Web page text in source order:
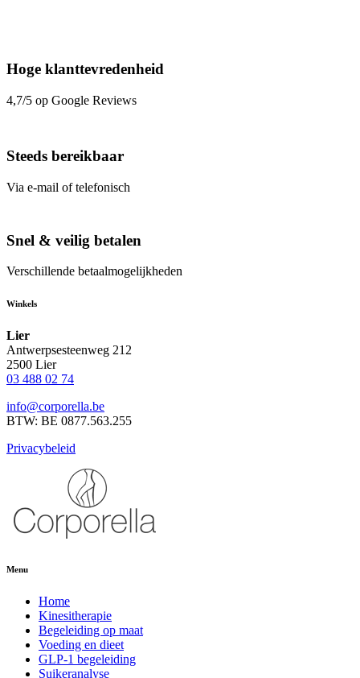
Hoge klanttevredenheid
4,7/5 op Google Reviews
Steeds bereikbaar
Via e-mail of telefonisch
Snel & veilig betalen
Verschillende betaalmogelijkheden
Winkels
Lier
Antwerpsesteenweg 212
2500 Lier
03 488 02 74
info@corporella.be
BTW: BE 0877.563.255
Privacybeleid
Menu
Home
Kinesitherapie
Begeleiding op maat
Voeding en dieet
GLP-1 begeleiding
Suikeranalyse